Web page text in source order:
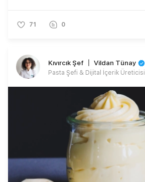
71 0
Kıvırcık Şef 〡 Vildan Tünay
Pasta Şefi & Dijital İçerik Üreticisi